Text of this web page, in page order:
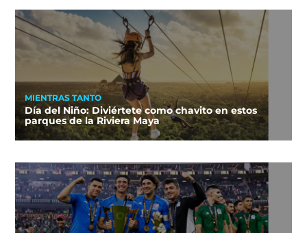
MIENTRAS TANTO
Día del Niño: Diviértete como chavito en estos
parques de la Riviera Maya